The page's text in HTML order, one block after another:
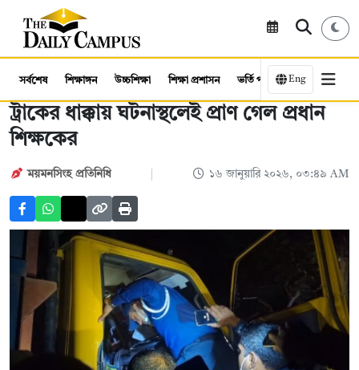
সর্বশেষ শিক্ষাঙ্গন উচ্চশিক্ষা শিক্ষা প্রশাসন ভর্তি পরীক্ষা কর্মসংস্থান
Eng
ট্রাকের ধাক্কায় ঘটনাস্থলেই প্রাণ গেল প্রধান
শিক্ষকের
ময়মনসিংহ প্রতিনিধি ১৬ জানুয়ারি ২০২৬, ০৩:৪৯ AM